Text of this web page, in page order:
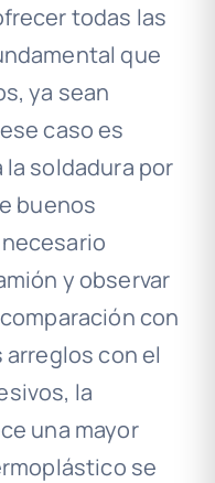
todas las
que
ya sean
caso es
soldadura por
buenos
y observar
con
con el
la
una mayor
se